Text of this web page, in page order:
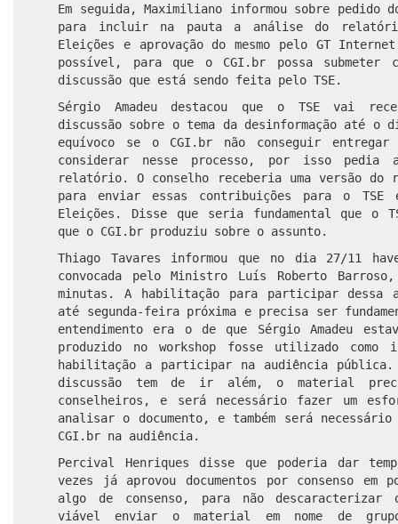
Em seguida, Maximiliano informou sobre pedido
para incluir na pauta a análise do
Eleições e aprovação do mesmo pelo GT
possível, para que o CGI.br possa submeter
discussão que está sendo feita pelo TSE.
Sérgio Amadeu destacou que o TSE vai
discussão sobre o tema da desinformação até o
equívoco se o CGI.br não conseguir
considerar nesse processo, por isso pedia
relatório. O conselho receberia uma versão
para enviar essas contribuições para o TSE
Eleições. Disse que seria fundamental que o
que o CGI.br produziu sobre o assunto.
Thiago Tavares informou que no dia 27/11
convocada pelo Ministro Luís Roberto
minutas. A habilitação para participar dessa
até segunda-feira próxima e precisa ser
entendimento era o de que Sérgio Amadeu
produzido no workshop fosse utilizado como
habilitação a participar na audiência
discussão tem de ir além, o material
conselheiros, e será necessário fazer um
analisar o documento, e também será
CGI.br na audiência.
Percival Henriques disse que poderia dar
vezes já aprovou documentos por consenso em
algo de consenso, para não descaracterizar
viável enviar o material em nome de